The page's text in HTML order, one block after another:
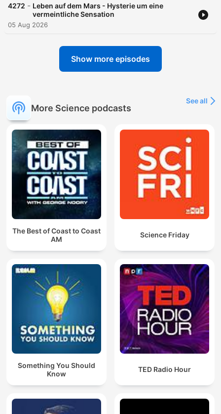
4272 - Leben auf dem Mars - Hysterie um eine
vermeintliche Sensation
05 Aug 2026
Show more episodes
More Science podcasts
See all
The Best of Coast to Coast
AM
Science Friday
Something You Should
Know
TED Radio Hour